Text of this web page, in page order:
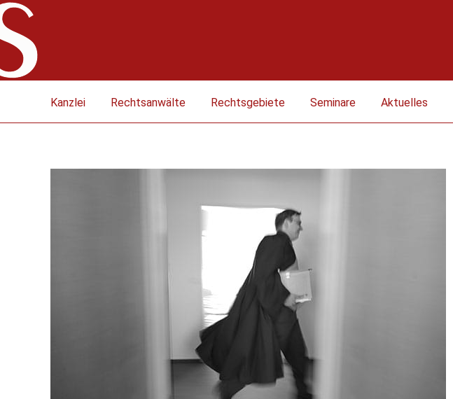
Kanzlei Rechtsanwälte Rechtsgebiete Seminare Aktuelles